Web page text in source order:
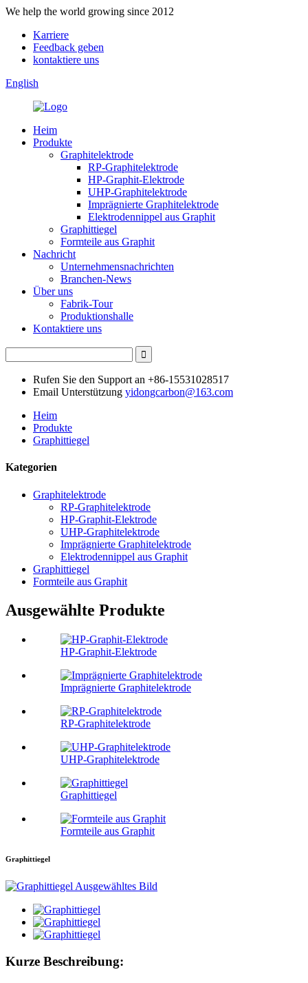
We help the world growing since 2012
Karriere
Feedback geben
kontaktiere uns
English
Heim
Produkte
Graphitelektrode
RP-Graphitelektrode
HP-Graphit-Elektrode
UHP-Graphitelektrode
Imprägnierte Graphitelektrode
Elektrodennippel aus Graphit
Graphittiegel
Formteile aus Graphit
Nachricht
Unternehmensnachrichten
Branchen-News
Über uns
Fabrik-Tour
Produktionshalle
Kontaktiere uns
Rufen Sie den Support an +86-15531028517
Email Unterstützung yidongcarbon@163.com
Heim
Produkte
Graphittiegel
Kategorien
Graphitelektrode
RP-Graphitelektrode
HP-Graphit-Elektrode
UHP-Graphitelektrode
Imprägnierte Graphitelektrode
Elektrodennippel aus Graphit
Graphittiegel
Formteile aus Graphit
Ausgewählte Produkte
HP-Graphit-Elektrode
Imprägnierte Graphitelektrode
RP-Graphitelektrode
UHP-Graphitelektrode
Graphittiegel
Formteile aus Graphit
Graphittiegel
Kurze Beschreibung: